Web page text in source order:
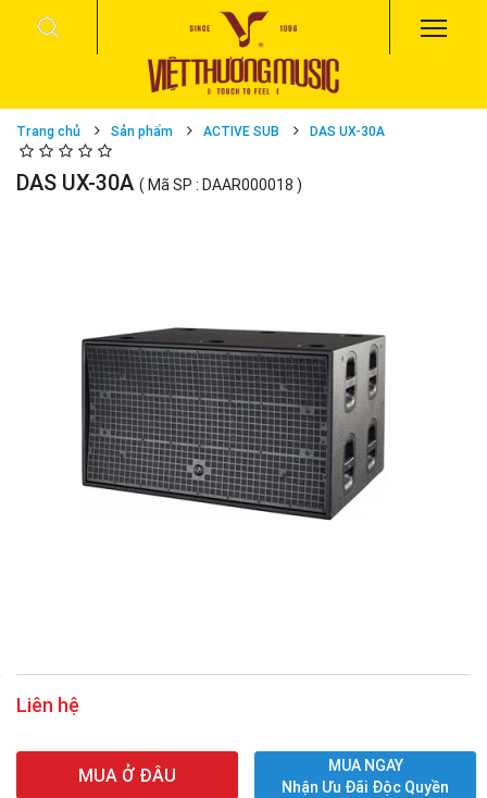
Trang chủ Sản phẩm ACTIVE SUB DAS UX-30A
DAS UX-30A ( Mã SP : DAAR000018 )
Liên hệ
MUA Ở ĐÂU
MUA NGAY
Nhận Ưu Đãi Độc Quyền